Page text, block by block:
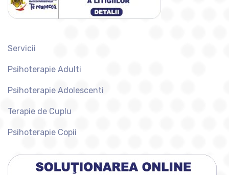
Servicii
Psihoterapie Adulti
Psihoterapie Adolescenti
Terapie de Cuplu
Psihoterapie Copii